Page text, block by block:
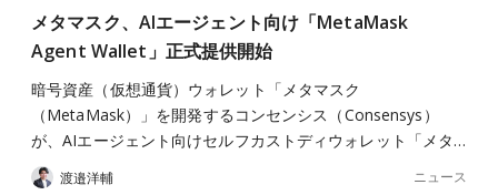
メタマスク、AIエージェント向け「MetaMask
Agent Wallet」正式提供開始
暗号資産（仮想通貨）ウォレット「メタマスク
（MetaMask）」を開発するコンセンシス（Consensys）
が、AIエージェント向けセルフカストディウォレット「メタ…
渡邉洋輔 ニュース